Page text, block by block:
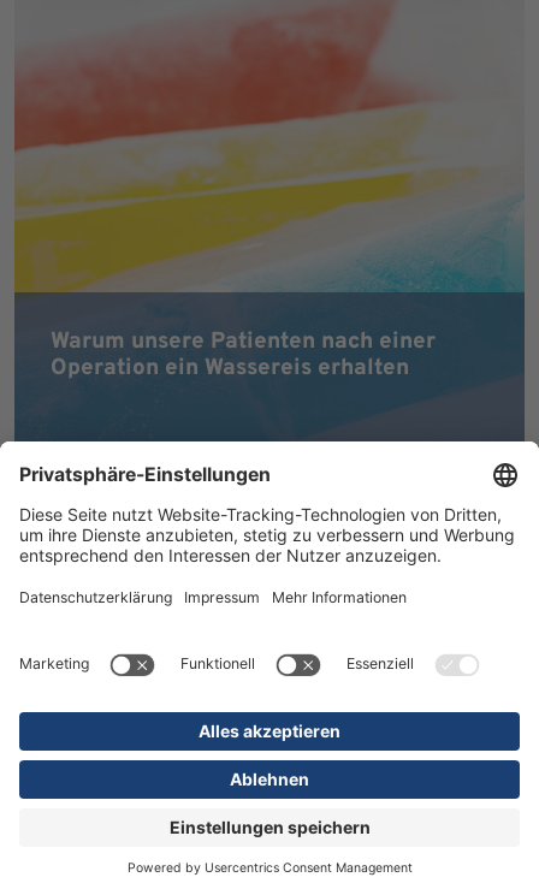
Warum unsere Patienten nach einer
Operation ein Wassereis erhalten
16.07.2026 Kliniken Orthopädie